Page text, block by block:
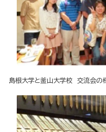
島根大学と釜山大学校 交流会の